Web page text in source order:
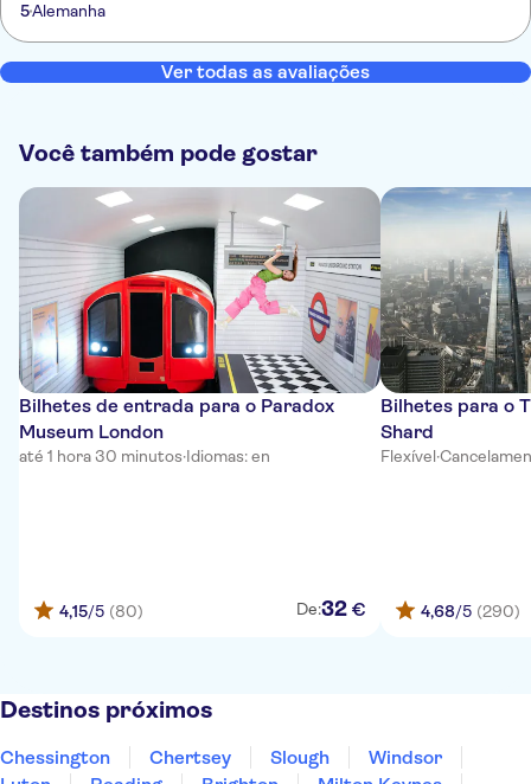
5Alemanha
Ver todas as avaliações
Você também pode gostar
Bilhetes de entrada para o Paradox
Museum London
até 1 hora 30 minutos·Idiomas: en
4,15/5 (80) De:32 €
Bilhetes para o
Shard
Flexível·
4,68/5 (290)
Destinos próximos
Chessington Chertsey Slough
Windsor